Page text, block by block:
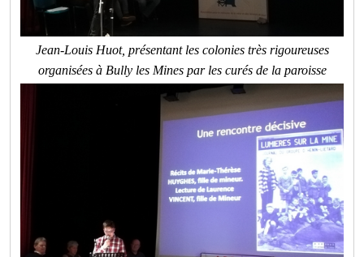
Jean-Louis Huot, présentant les colonies très rigoureuses
organisées à Bully les Mines par les curés de la paroisse